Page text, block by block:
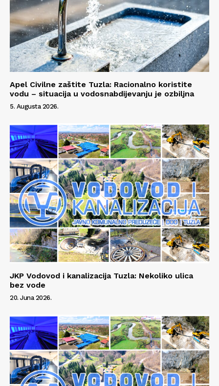
Apel Civilne zaštite Tuzla: Racionalno koristite
vodu – situacija u vodosnabdijevanju je ozbiljna
5. Augusta 2026.
JKP Vodovod i kanalizacija Tuzla: Nekoliko ulica
bez vode
20. Juna 2026.